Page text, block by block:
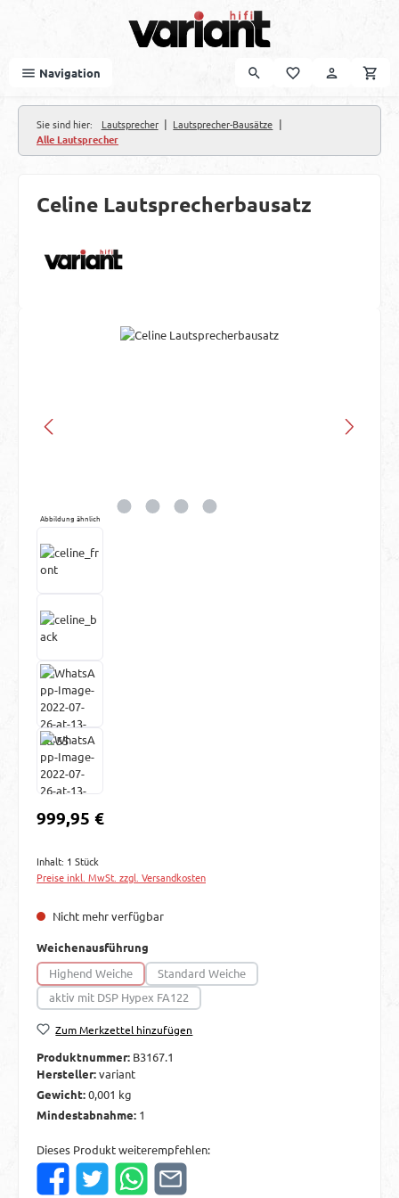
Navigation
Sie sind hier: Lautsprecher | Lautsprecher-Bausätze |
Alle Lautsprecher
Celine Lautsprecherbausatz
Bildergalerie überspringen
Abbildung ähnlich
Regulärer Preis:
999,95 €
Inhalt: 1 Stück
Preise inkl. MwSt. zzgl. Versandkosten
Nicht mehr verfügbar
Weichenausführung
Highend Weiche
(Diese Option ist zurzeit nicht verfügbar.)
Standard Weiche
(Diese Option ist zurzeit nicht verfügbar.)
aktiv mit DSP Hypex FA122
(Diese Option ist zurzeit nicht verfügbar.)
Zum Merkzettel hinzufügen
Produktnummer: B3167.1
Hersteller:variant
Gewicht:0,001 kg
Mindestabnahme: 1
Dieses Produkt weiterempfehlen: